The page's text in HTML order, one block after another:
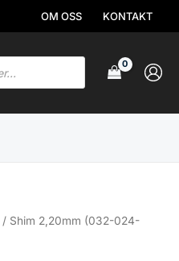
OM OSS KONTAKT
/ Shim 2,20mm (032-024-